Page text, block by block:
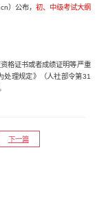
）公布， 初、中级考试大纲
格证书或者成绩证明等严重
处理规定》（人社部令第31
司法机关。
下一篇